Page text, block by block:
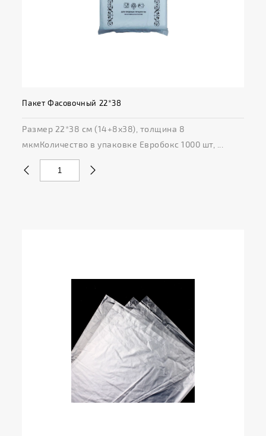
Пакет Фасовочный 22*38
Размер 22*38 см (14+8х38), толщина 8
мкмКоличество в упаковке Евробокс 1000 шт, ...